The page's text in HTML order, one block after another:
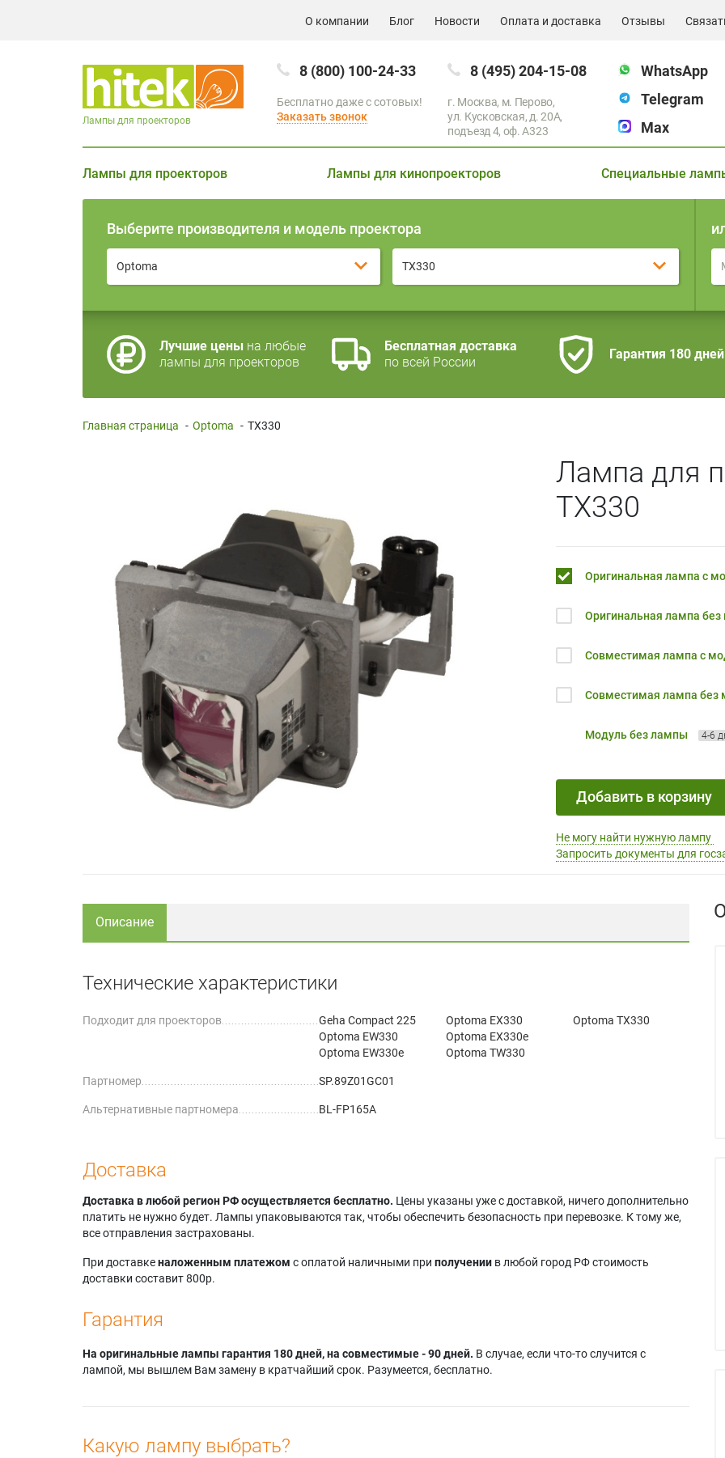
О компании Блог Новости Оплата и доставка Отзывы
8 (800) 100-24-33
Бесплатно даже с сотовых!
Заказать звонок
8 (495) 204-15-08
г. Москва, м. Перово,
ул. Кусковская, д. 20А,
подъезд 4, оф. A323
WhatsApp
Telegram
Max
Лампы для проекторов
Лампы для проекторов Лампы для кинопроекторов Специальные
Выберите производителя и модель проектора
Optoma TX330
Лучшие цены на любые
лампы для проекторов
Бесплатная доставка
по всей России
Гарантия 180 дней
Главная страница - Optoma - TX330
Лампа для
TX330
Оригинальная лампа с
Оригинальная лампа без
Совместимая лампа с
Совместимая лампа без
Модуль без лампы 4-6
Добавить в корзину
Не могу найти нужную лампу
Запросить документы для
Описание
Технические характеристики
Подходит для проекторов
Geha Compact 225
Optoma EW330
Optoma EW330e
Optoma EX330
Optoma EX330e
Optoma TW330
Optoma TX330
Партномер SP.89Z01GC01
Альтернативные партномера BL-FP165A
Доставка
Доставка в любой регион РФ осуществляется бесплатно. Цены указаны уже с доставкой, ничего дополнительно
платить не нужно будет. Лампы упаковываются так, чтобы обеспечить безопасность при перевозке. К тому же,
все отправления застрахованы.
При доставкеналоженным платежом с оплатой наличными при получении в любой город РФ стоимость
доставки составит 800р.
Гарантия
На оригинальные лампы гарантия 180 дней, на совместимые - 90 дней. В случае, если что-то случится с
лампой, мы вышлем Вам замену в кратчайший срок. Разумеется, бесплатно.
Какую лампу выбрать?